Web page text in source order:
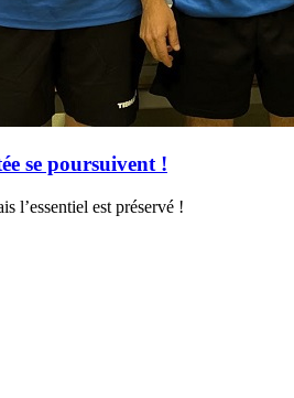
se poursuivent !
l’essentiel est préservé !